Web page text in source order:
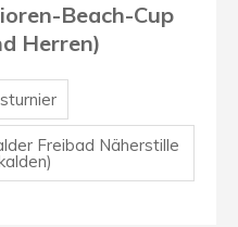
Beach-Cup
Herren)
Freibad Näherstille